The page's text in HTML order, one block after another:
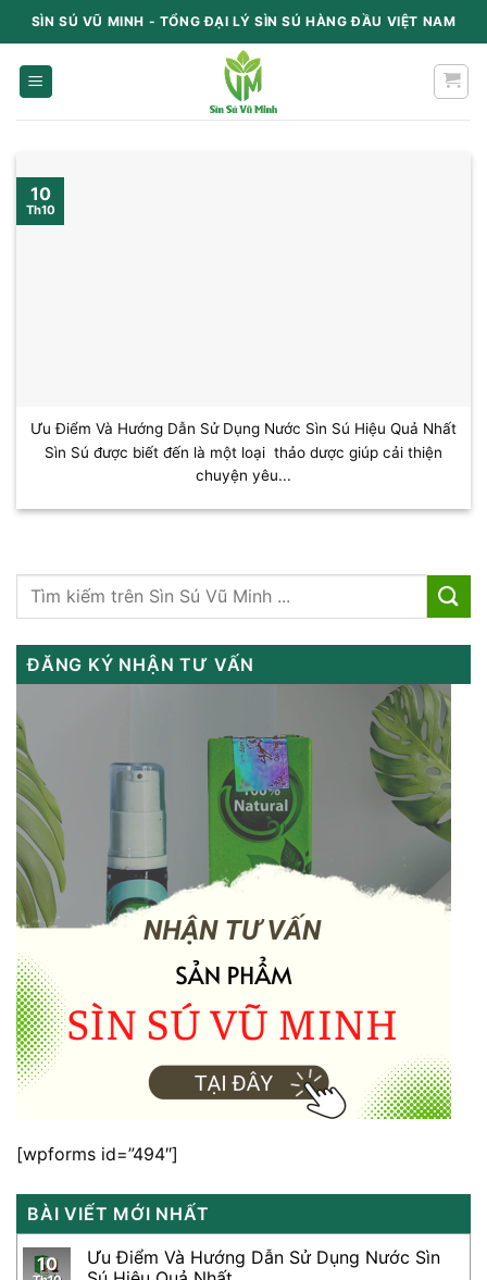
Chuyển
content
SÌN SÚ VŨ MINH - TỔNG ĐẠI LÝ SÌN SÚ HÀNG ĐẦU VIỆT NAM
Ưu Điểm Và Hướng Dẫn Sử Dụng Nước Sìn Sú Hiệu Quả Nhất
Sìn Sú được biết đến là một loại thảo dược giúp cải thiện
chuyện yêu...
10
Th10
ĐĂNG KÝ NHẬN TƯ VẤN
[wpforms id=”494″]
BÀI VIẾT MỚI NHẤT
10
Ưu Điểm Và Hướng Dẫn Sử Dụng Nước Sìn